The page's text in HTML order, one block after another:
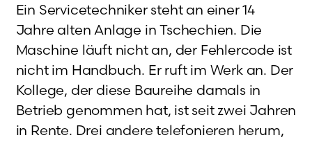
Ein Servicetechniker steht an einer 14
Jahre alten Anlage in Tschechien. Die
Maschine läuft nicht an, der Fehlercode ist
nicht im Handbuch. Er ruft im Werk an. Der
Kollege, der diese Baureihe damals in
Betrieb genommen hat, ist seit zwei Jahren
in Rente. Drei andere telefonieren herum,